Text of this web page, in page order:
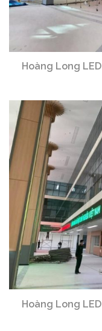
Hoàng Long
Hoàng Long